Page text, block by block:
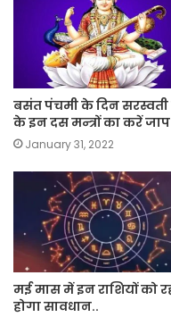
बसंत पंचमी के दिन सरस्वती
के इन दस मन्त्रों का करें जाप
January 31, 2022
मई मास में इन राशियों को
होगा सावधान..